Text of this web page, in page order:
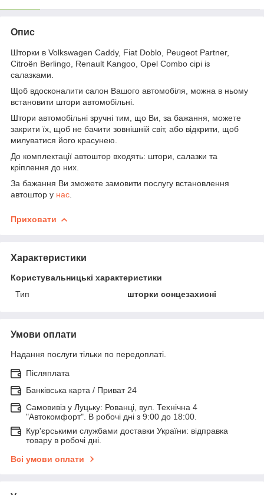
Опис
Шторки в Volkswagen Caddy, Fiat Doblo, Peugeot Partner,
Citroën Berlingo, Renault Kangoo, Opel Combo сірі із
салазками.
Щоб вдосконалити салон Вашого автомобіля, можна в ньому
встановити штори автомобільні.
Штори автомобільні зручні тим, що Ви, за бажання, можете
закрити їх, щоб не бачити зовнішній світ, або відкрити, щоб
милуватися його красунею.
До комплектації автоштор входять: штори, салазки та
кріплення до них.
За бажання Ви зможете замовити послугу встановлення
автоштор у нас
Приховати
Характеристики
Користувальницькі характеристики
Тип
шторки сонцезахисні
Умови оплати
Надання послуги тільки по передоплаті.
Післяплата
Банківська карта / Приват 24
Самовивіз у Луцьку: Рованці, вул. Технічна 4
"Автокомфорт". В робочі дні з 9:00 до 18:00.
Кур'єрськими службами доставки України: відправка
товару в робочі дні.
Всі умови оплати